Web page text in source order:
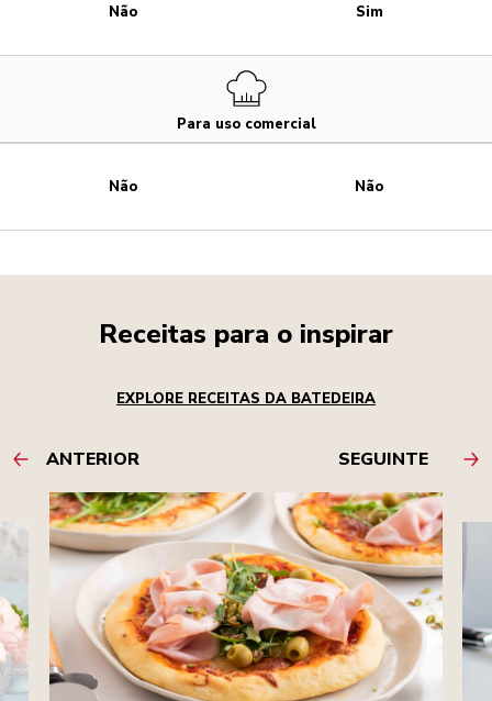
Para uso comercial
Não
Não
Sim
Não
Receitas para o inspirar
EXPLORE RECEITAS DA BATEDEIRA
ANTERIOR SEGUINTE